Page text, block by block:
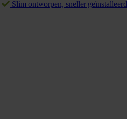
Slim ontworpen, sneller geïnstalleerd